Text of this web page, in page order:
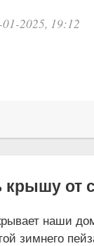
2025, 19:12
крышу от
наши
зимнего